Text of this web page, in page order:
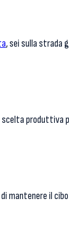
, sei sulla strada
scelta produttiva
mantenere il